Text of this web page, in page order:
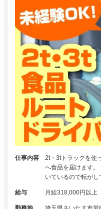
仕事内容
2t・3tトラックを使
へ食品を届けます
いているので転が
給与 月給318,000円以上